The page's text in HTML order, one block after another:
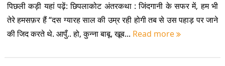
पिछली कड़ी यहां पढ़ें: छिपलाकोट अंतरकथा : जिंदगानी के सफर में, हम भी
तेरे हमसफ़र हैं “दस ग्यारह साल की उम्र रही होगी तब से उस पहाड़ पर जाने
की जिद करते थे. आपुँ.. हो, कुन्ना बाबू. खूब... Read more